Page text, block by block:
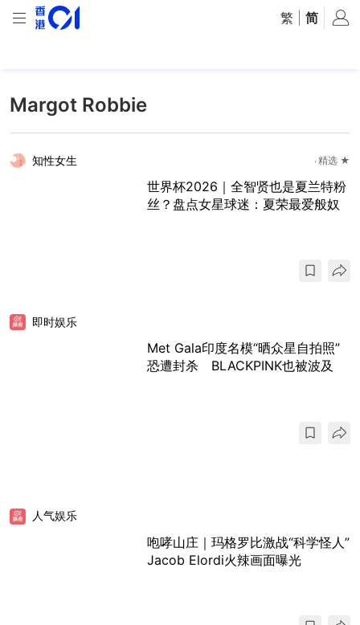
繁 简
Margot Robbie
知性女生 精选 ★
世界杯2026｜全智贤也是夏兰特粉
丝？盘点女星球迷：夏荣最爱般奴
即时娱乐
Met Gala印度名模“晒众星自拍照”
恐遭封杀 BLACKPINK也被波及
人气娱乐
咆哮山庄｜玛格罗比激战“科学怪人”
Jacob Elordi火辣画面曝光